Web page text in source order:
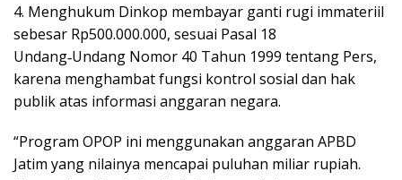
​4. Menghukum Dinkop membayar ganti rugi immateriil
sebesar Rp500.000.000, sesuai Pasal 18
Undang‑Undang Nomor 40 Tahun 1999 tentang Pers,
karena menghambat fungsi kontrol sosial dan hak
publik atas informasi anggaran negara.
“Program OPOP ini menggunakan anggaran APBD
Jatim yang nilainya mencapai puluhan miliar rupiah.